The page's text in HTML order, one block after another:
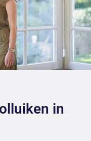
in